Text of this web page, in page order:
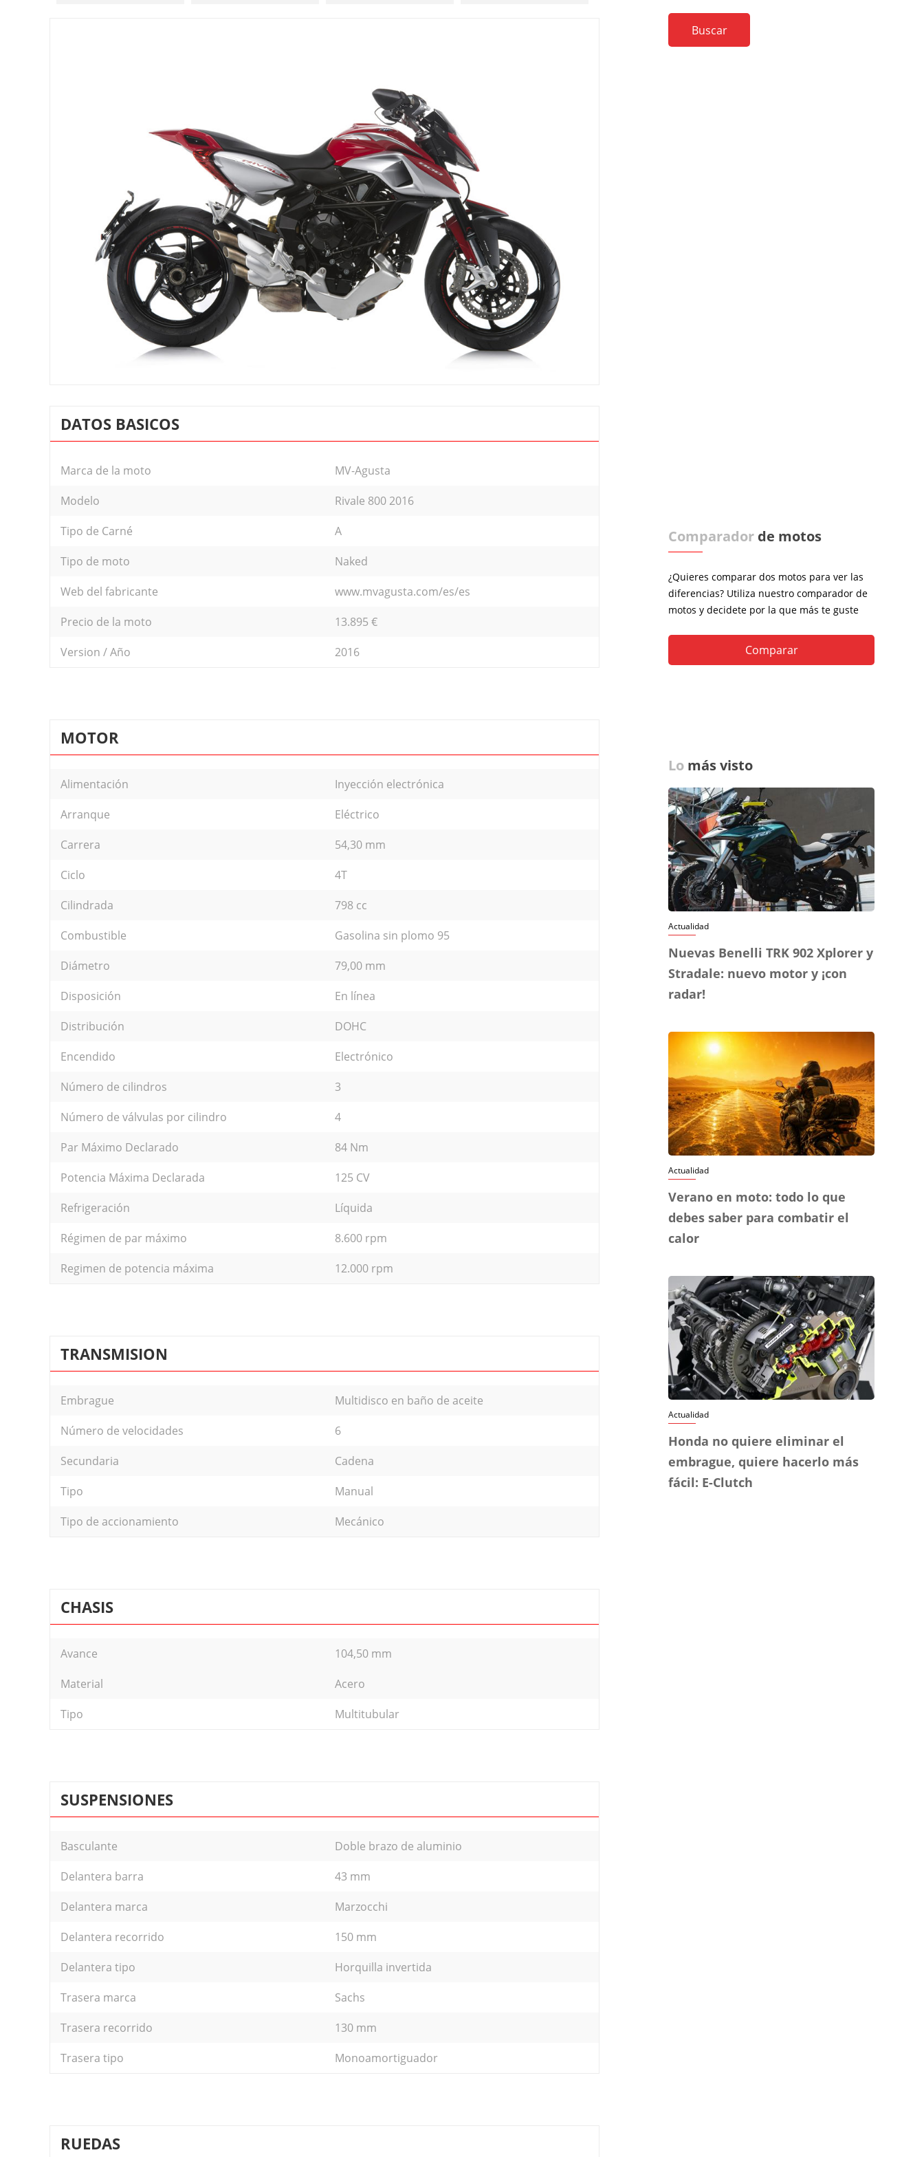
DATOS BASICOS
Marca de la moto
MV-Agusta
Modelo
Rivale 800 2016
Tipo de Carné
A
Tipo de moto
Naked
Web del fabricante
www.mvagusta.com/es/es
Precio de la moto
13.895 €
Version / Año
2016
MOTOR
Alimentación
Inyección electrónica
Arranque
Eléctrico
Carrera
54,30 mm
Ciclo
4T
Cilindrada
798 cc
Combustible
Gasolina sin plomo 95
Diámetro
79,00 mm
Disposición
En línea
Distribución
DOHC
Encendido
Electrónico
Número de cilindros
3
Número de válvulas por cilindro
4
Par Máximo Declarado
84 Nm
Potencia Máxima Declarada
125 CV
Refrigeración
Líquida
Régimen de par máximo
8.600 rpm
Regimen de potencia máxima
12.000 rpm
TRANSMISION
Embrague
Multidisco en baño de aceite
Número de velocidades
6
Secundaria
Cadena
Tipo
Manual
Tipo de accionamiento
Mecánico
CHASIS
Avance
104,50 mm
Material
Acero
Tipo
Multitubular
SUSPENSIONES
Basculante
Doble brazo de aluminio
Delantera barra
43 mm
Delantera marca
Marzocchi
Delantera recorrido
150 mm
Delantera tipo
Horquilla invertida
Trasera marca
Sachs
Trasera recorrido
130 mm
Trasera tipo
Monoamortiguador
RUEDAS
Comparador de motos
¿Quieres comparar dos motos para ver las
diferencias? Utiliza nuestro comparador de
motos y decidete por la que más te guste
Comparar
Lo más visto
Actualidad
Nuevas Benelli TRK 902 Xplorer y
Stradale: nuevo motor y ¡con
radar!
Actualidad
Verano en moto: todo lo que
debes saber para combatir el
calor
Actualidad
Honda no quiere eliminar el
embrague, quiere hacerlo más
fácil: E-Clutch